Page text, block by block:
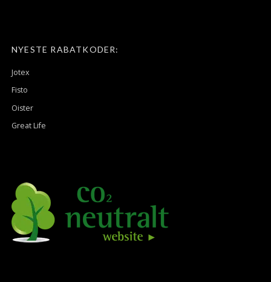
NYESTE RABATKODER:
Jotex
Fisto
Oister
Great Life